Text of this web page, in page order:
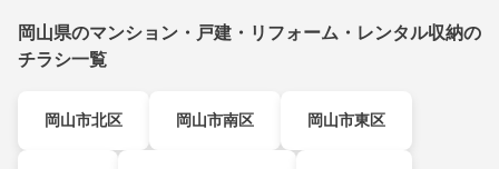
岡山県のマンション・戸建・リフォーム・レンタル収納の
チラシ一覧
岡山市北区 岡山市南区 岡山市東区